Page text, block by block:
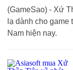
(GameSao) - Xứ
lạ dành cho
Nam hiện nay.